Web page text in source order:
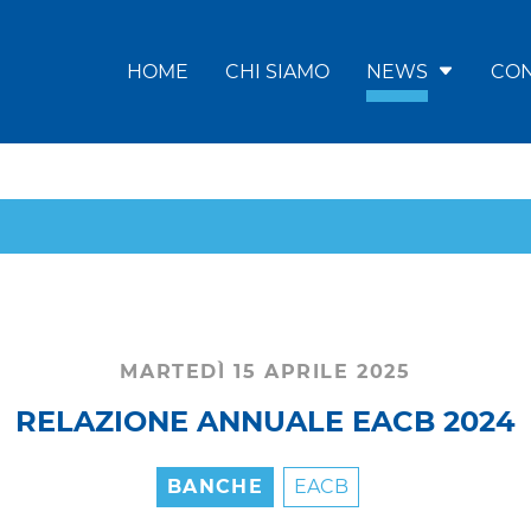
HOME CHI SIAMO NEWS
MARTEDÌ 15 APRILE 2025
RELAZIONE ANNUALE EACB 2024
BANCHE EACB